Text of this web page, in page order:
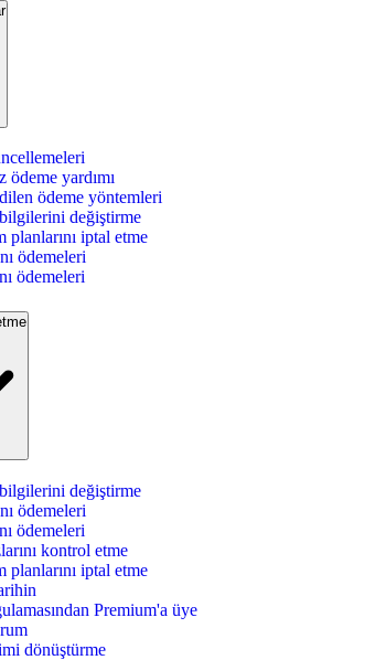
ödeme yardımı
ödeme yöntemleri
değiştirme
planlarını iptal etme
ödemeleri
ödemeleri
değiştirme
ödemeleri
ödemeleri
kontrol etme
planlarını iptal etme
Premium'a üye
dönüştürme